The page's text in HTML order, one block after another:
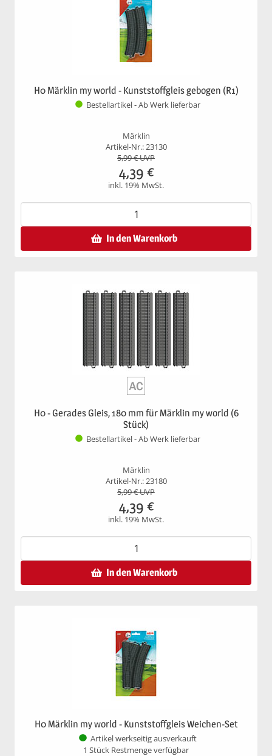
H0 Märklin my world - Kunststoffgleis gebogen (R1)
Bestellartikel - Ab Werk lieferbar
Märklin
Artikel-Nr.: 23130
5,99€ UVP
4,39 €
inkl. 19% MwSt.
In den Warenkorb
H0 - Gerades Gleis, 180 mm für Märklin my world (6
Stück)
Bestellartikel - Ab Werk lieferbar
Märklin
Artikel-Nr.: 23180
5,99€ UVP
4,39 €
inkl. 19% MwSt.
In den Warenkorb
H0 Märklin my world - Kunststoffgleis Weichen-Set
Artikel werkseitig ausverkauft
1 Stück Restmenge verfügbar